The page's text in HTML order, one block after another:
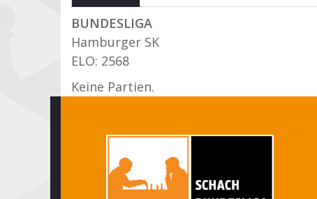
BUNDESLIGA
Hamburger SK
ELO: 2568
Keine Partien.